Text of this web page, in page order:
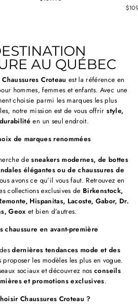
AU QUÉBEC
Chaussures Croteau est la référence en
hommes, femmes et enfants. Avec une
choisie parmi les marques les plus
notre mission est de vous offrirstyle,
en un seul endroit.
de marques renommées
desneakers modernes, de bottes
élégantes ou de chaussures de
avons ce qu’il vous faut. Retrouvez en
collections exclusives de Birkenstock,
Hispanitas, Lacoste, Gabor, Dr.
Geox et bien d’autres.
chaussure en avant-première
dernières tendances mode et des
proposer les modèles les plus en vogue.
sociaux et découvrez nosconseils
et promotions exclusives.
Chaussures Croteau ?